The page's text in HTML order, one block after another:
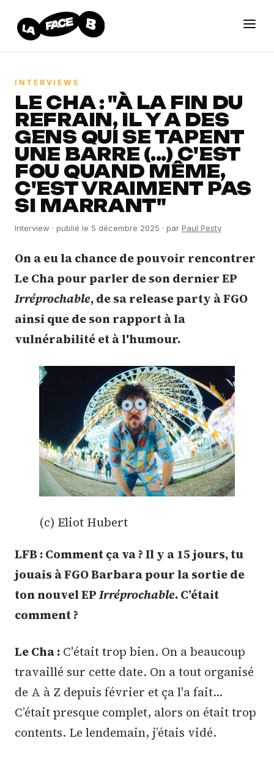
INTERVIEWS
LE CHA : "À LA FIN DU
REFRAIN, IL Y A DES
GENS QUI SE TAPENT
UNE BARRE (...) C'EST
FOU QUAND MÊME,
C'EST VRAIMENT PAS
SI MARRANT"
Interview · publié le 5 décembre 2025 · par Paul Pesty
On a eu la chance de pouvoir rencontrer
Le Cha pour parler de son dernier EP
Irréprochable, de sa release party à FGO
ainsi que de son rapport à la
vulnérabilité et à l'humour.
(c) Eliot Hubert
LFB : Comment ça va ? Il y a 15 jours, tu
jouais à FGO Barbara pour la sortie de
ton nouvel EPIrréprochable. C’était
comment ?
Le Cha : C'était trop bien. On a beaucoup
travaillé sur cette date. On a tout organisé
de A à Z depuis février et ça l'a fait…
C’était presque complet, alors on était trop
contents. Le lendemain, j’étais vidé.